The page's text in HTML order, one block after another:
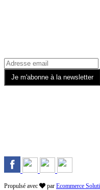
Propulsé avec par Ecommerce